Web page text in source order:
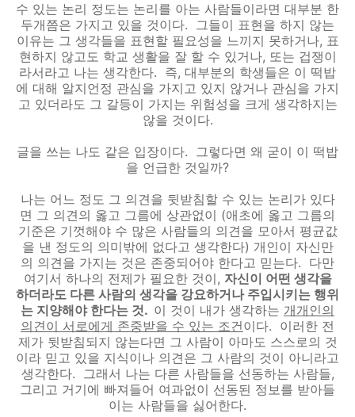
수 있는 논리 정도는 논리를 아는 사람들이라면 대부분 한
두개쯤은 가지고 있을 것이다. 그들이 표현을 하지 않는
이유는 그 생각들을 표현할 필요성을 느끼지 못하거나, 표
현하지 않고도 학교 생활을 잘 할 수 있거나, 또는 겁쟁이
라서라고 나는 생각한다. 즉, 대부분의 학생들은 이 떡밥
에 대해 알지언정 관심을 가지고 있지 않거나 관심을 가지
고 있더라도 그 갈등이 가지는 위험성을 크게 생각하지는
않을 것이다.
글을 쓰는 나도 같은 입장이다. 그렇다면 왜 굳이 이 떡밥
을 언급한 것일까?
나는 어느 정도 그 의견을 뒷받침할 수 있는 논리가 있다
면 그 의견의 옳고 그름에 상관없이 (애초에 옳고 그름의
기준은 기껏해야 수 많은 사람들의 의견을 모아서 평균값
을 낸 정도의 의미밖에 없다고 생각한다) 개인이 자신만
의 의견을 가지는 것은 존중되어야 한다고 믿는다. 다만
여기서 하나의 전제가 필요한 것이, 자신이 어떤 생각을
하더라도 다른 사람의 생각을 강요하거나 주입시키는 행위
는 지양해야 한다는 것. 이 것이 내가 생각하는 개개인의
의견이 서로에게 존중받을 수 있는 조건이다. 이러한 전
제가 뒷받침되지 않는다면 그 사람이 아마도 스스로의 것
이라 믿고 있을 지식이나 의견은 그 사람의 것이 아니라고
생각한다. 그래서 나는 다른 사람들을 선동하는 사람들,
그리고 거기에 빠져들어 여과없이 선동된 정보를 받아들
이는 사람들을 싫어한다.